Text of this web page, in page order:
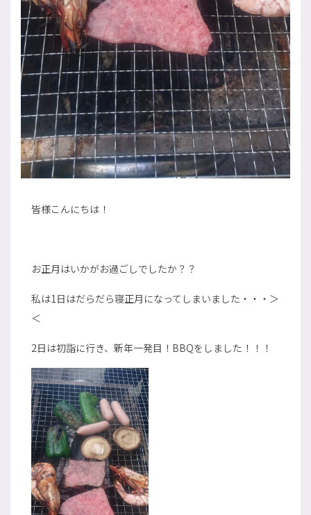
皆様こんにちは！
お正月はいかがお過ごしでしたか？？
私は1日はだらだら寝正月になってしまいました・・・＞
＜
2日は初詣に行き、新年一発目！BBQをしました！！！